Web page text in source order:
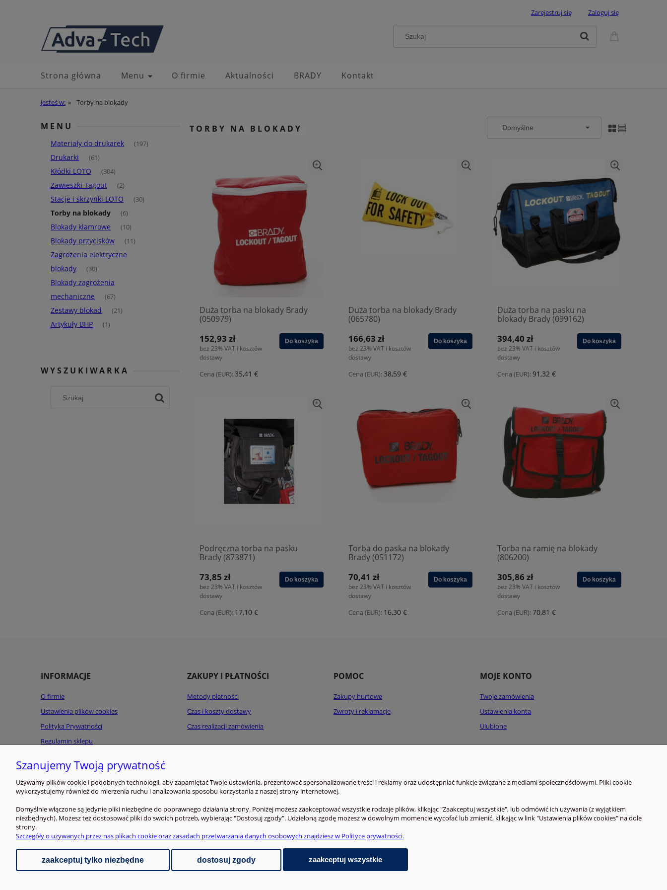
Zarejestruj się Zaloguj się
Strona główna Menu O firmie Aktualności BRADY Kontakt
Jesteś w: » Torby na blokady
MENU
Materiały do drukarek (197)
Drukarki (61)
Kłódki LOTO (304)
Zawieszki Tagout (2)
Stacje i skrzynki LOTO (30)
Torby na blokady (6)
Blokady klamrowe (10)
Blokady przycisków (11)
Zagrożenia elektryczne
blokady
(30)
Blokady zagrożenia
mechaniczne
(67)
Zestawy blokad (21)
Artykuły BHP (1)
WYSZUKIWARKA
TORBY NA BLOKADY
Duża torba na blokady Brady
(050979)
152,93 zł
bez 23% VAT i kosztów
dostawy
Cena (EUR): 35,41 €
Do koszyka
Duża torba na blokady Brady
(065780)
166,63 zł
bez 23% VAT i kosztów
dostawy
Cena (EUR): 38,59 €
Do koszyka
Duża torba na pasku na
blokady Brady (099162)
394,40 zł
bez 23% VAT i kosztów
dostawy
Cena (EUR):91,32 €
Do koszyka
Podręczna torba na pasku
Brady (873871)
73,85 zł
bez 23% VAT i kosztów
dostawy
Cena (EUR): 17,10 €
Do koszyka
Torba do paska na blokady
Brady (051172)
70,41 zł
bez 23% VAT i kosztów
dostawy
Cena (EUR): 16,30 €
Do koszyka
Torba na ramię na blokady
(806200)
305,86 zł
bez 23% VAT i kosztów
dostawy
Cena (EUR):70,81 €
Do koszyka
INFORMACJE
O firmie
Ustawienia plików cookies
Polityka Prywatności
Regulamin sklepu
ZAKUPY I PŁATNOŚCI
Metody płatności
Czas i koszty dostawy
Czas realizacji zamówienia
POMOC
Zakupy hurtowe
Zwroty i reklamacje
MOJE KONTO
Twoje zamówienia
Ustawienia konta
Ulubione
Szanujemy Twoją prywatność
Używamy plików cookie i podobnych technologii, aby zapamiętać Twoje ustawienia, prezentować spersonalizowane treści i reklamy oraz udostępniać funkcje związane z mediami społecznościowymi. Pliki cookie
wykorzystujemy również do mierzenia ruchu i analizowania sposobu korzystania z naszej strony internetowej.
Domyślnie włączone są jedynie pliki niezbędne do poprawnego działania strony. Poniżej możesz zaakceptować wszystkie rodzaje plików, klikając "Zaakceptuj wszystkie", lub odmówić ich używania (z wyjątkiem
niezbędnych). Możesz też dostosować pliki do swoich potrzeb, wybierając "Dostosuj zgody". Udzieloną zgodę możesz w dowolnym momencie wycofać lub zmienić, klikając w link "Ustawienia plików cookies" na dole
strony.
Szczegóły o używanych przez nas plikach cookie oraz zasadach przetwarzania danych osobowych znajdziesz w Polityce prywatności.
zaakceptuj tylko niezbędne dostosuj zgody zaakceptuj wszystkie